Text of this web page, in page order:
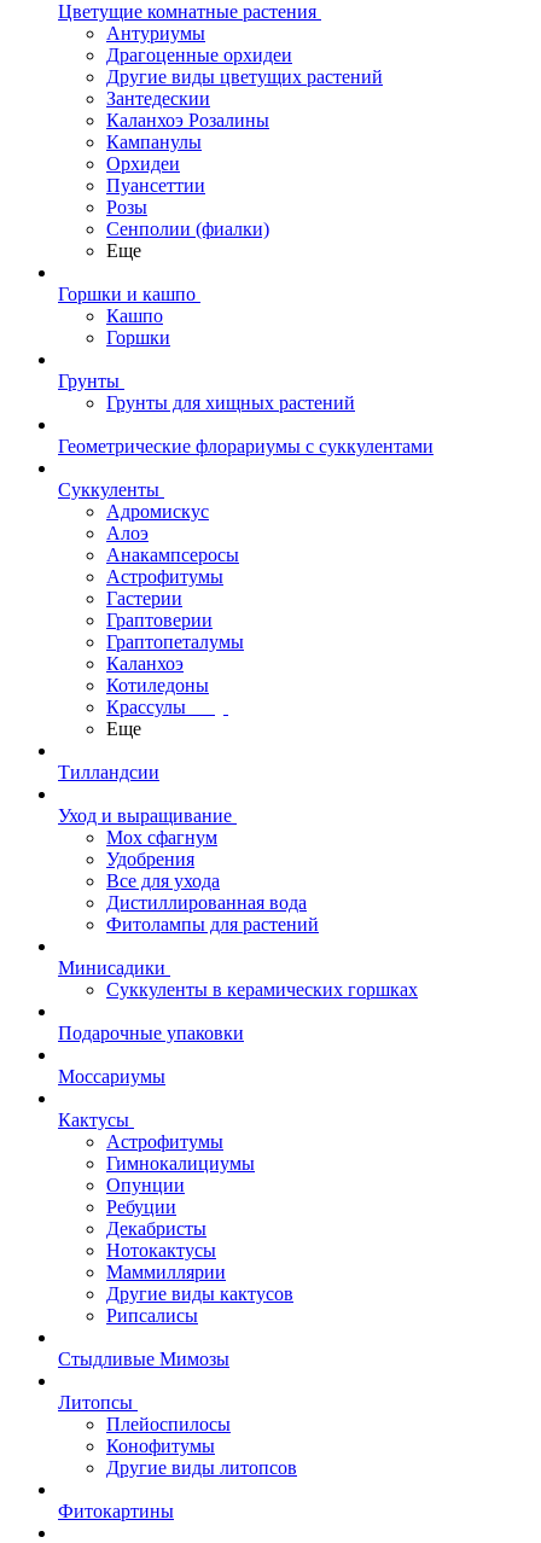
Цветущие комнатные растения
Антуриумы
Драгоценные орхидеи
Другие виды цветущих растений
Зантедескии
Каланхоэ Розалины
Кампанулы
Орхидеи
Пуансеттии
Розы
Сенполии (фиалки)
Еще
Горшки и кашпо
Кашпо
Горшки
Грунты
Грунты для хищных растений
Геометрические флорариумы с суккулентами
Суккуленты
Адромискус
Алоэ
Анакампсеросы
Астрофитумы
Гастерии
Граптоверии
Граптопеталумы
Каланхоэ
Котиледоны
Крассулы
Еще
Тилландсии
Уход и выращивание
Мох сфагнум
Удобрения
Все для ухода
Дистиллированная вода
Фитолампы для растений
Минисадики
Суккуленты в керамических горшках
Подарочные упаковки
Моссариумы
Кактусы
Астрофитумы
Гимнокалициумы
Опунции
Ребуции
Декабристы
Нотокактусы
Маммиллярии
Другие виды кактусов
Рипсалисы
Стыдливые Мимозы
Литопсы
Плейоспилосы
Конофитумы
Другие виды литопсов
Фитокартины